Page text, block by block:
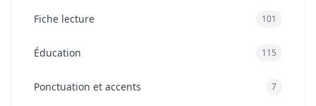
Fiche lecture 101
Éducation 115
Ponctuation et accents 7